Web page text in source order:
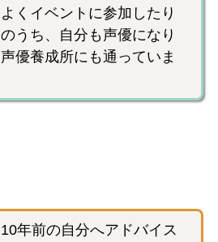
くイベントに参加したり
うち、自分も声優になり
優養成所にも通っていま
年前の自分へアドバイス